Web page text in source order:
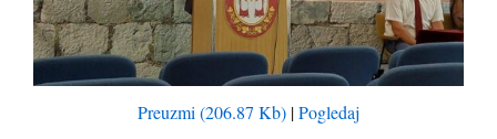
Preuzmi (206.87 Kb) |Pogledaj